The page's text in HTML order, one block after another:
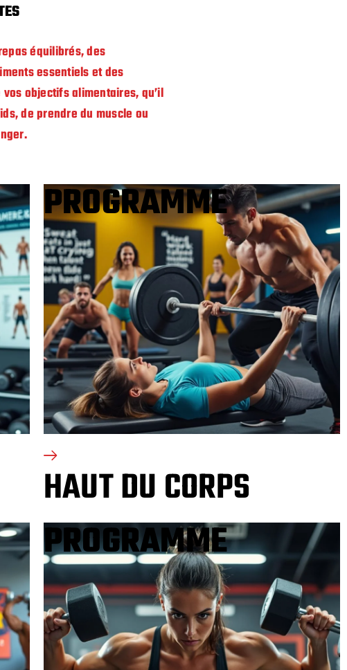
équilibrés, des
essentiels et des
objectifs alimentaires, qu’il
de prendre du muscle ou
PROGRAMME
HAUT DU CORPS
PROGRAMME